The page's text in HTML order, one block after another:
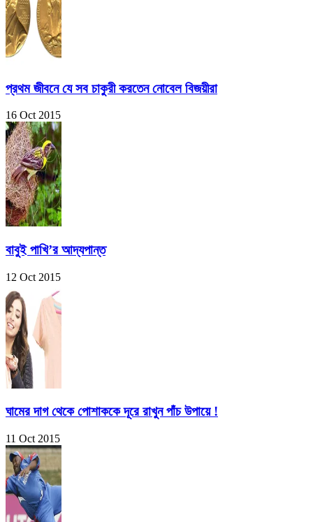
প্রথম জীবনে যে সব চাকুরী করতেন নোবেল বিজয়ীরা
16 Oct 2015
বাবুই পাখি’র আদ্যপান্ত
12 Oct 2015
ঘামের দাগ থেকে পোশাককে দূরে রাখুন পাঁচ উপায়ে !
11 Oct 2015